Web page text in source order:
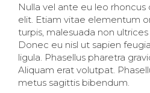
Nulla vel ante eu leo
elit. Etiam vitae elementum
turpis, malesuada non ultrices
Donec eu nisl ut sapien
ligula. Phasellus pharetra
Aliquam erat volutpat.
metus sagittis bibendum.